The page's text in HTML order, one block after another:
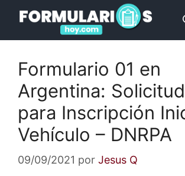
contenido
Formulario 01 en
Argentina:
para Inscripción
Vehículo – DNRPA
09/09/2021 por Jesus Q